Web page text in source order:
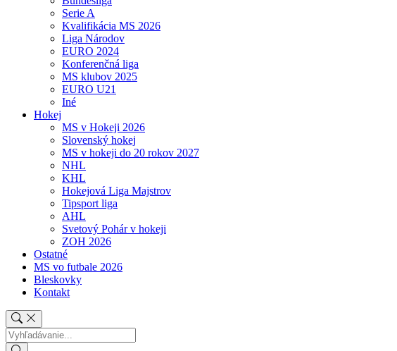
Serie A
Kvalifikácia MS 2026
Liga Národov
EURO 2024
Konferenčná liga
MS klubov 2025
EURO U21
Iné
Hokej
MS v Hokeji 2026
Slovenský hokej
MS v hokeji do 20 rokov 2027
NHL
KHL
Hokejová Liga Majstrov
Tipsport liga
AHL
Svetový Pohár v hokeji
ZOH 2026
Ostatné
MS vo futbale 2026
Bleskovky
Kontakt